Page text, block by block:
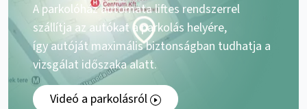
A parkolóház automata liftes rendszerrel
szállítja az autókat a parkolás helyére,
így autóját maximális biztonságban tudhatja a
vizsgálat időszaka alatt.
Videó a parkolásról